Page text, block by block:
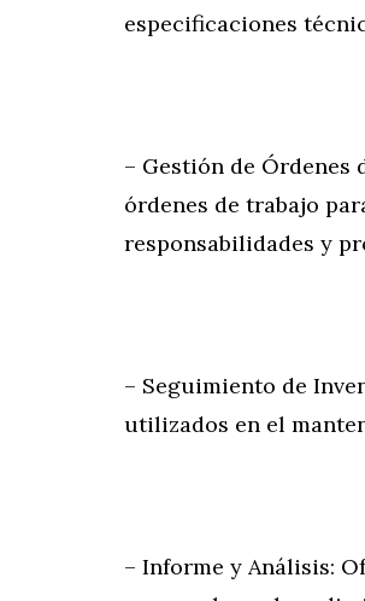
especificaciones
– Gestión de Órdenes
órdenes de trabajo
responsabilidades y
– Seguimiento de
utilizados en el
– Informe y Análisis: